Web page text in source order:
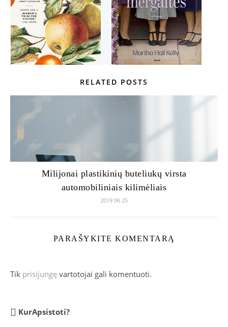
RELATED POSTS
Milijonai plastikinių buteliukų virsta
automobiliniais kilimėliais
2019 06 25
PARAŠYKITE KOMENTARĄ
Tik prisijungę vartotojai gali komentuoti.
KurApsistoti?